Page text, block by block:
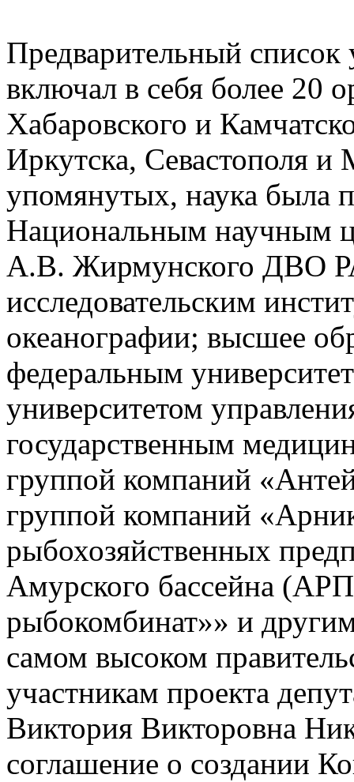
Предварительный
включал в себя более 20
Хабаровского и
Иркутска, Севастополя
упомянутых, наука была
Национальным научным
А.В. Жирмунского ДВО
исследовательским
океанографии; высшее
федеральным
университетом
государственным
группой компаний
группой компаний
рыбохозяйственных
Амурского бассейна
рыбокомбинат»» и
самом высоком
участникам проекта
Виктория Викторовна
соглашение о создании